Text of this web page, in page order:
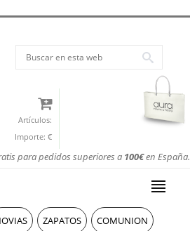
Artículos:
Importe: €
para pedidos superiores a 100€en España.
ZAPATOS COMUNION